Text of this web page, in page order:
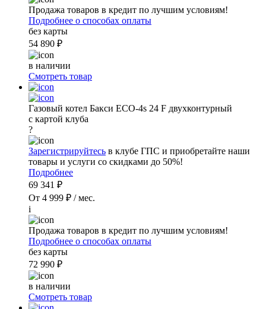
Продажа товаров в кредит по лучшим условиям!
Подробнее о способах оплаты
без карты
54 890 ₽
в наличии
Смотреть товар
Газовый котел Бакси ECO-4s 24 F двухконтурный
с картой клуба
?
Зарегистрируйтесь в клубе ГПС и приобретайте наши
товары и услуги со скидками до 50%!
Подробнее
69 341 ₽
От 4 999 ₽ / мес.
i
Продажа товаров в кредит по лучшим условиям!
Подробнее о способах оплаты
без карты
72 990 ₽
в наличии
Смотреть товар